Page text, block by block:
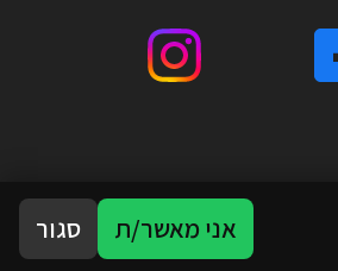
אני מאשר/ת סגור